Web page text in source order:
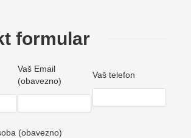
formular
Vaš Email
(obavezno)
Vaš telefon
(obavezno)